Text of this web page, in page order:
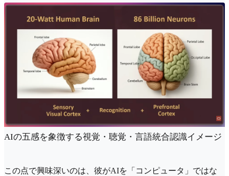
AIの五感を象徴する視覚・聴覚・言語統合認識イメージ
この点で興味深いのは、彼がAIを「コンピュータ」ではな